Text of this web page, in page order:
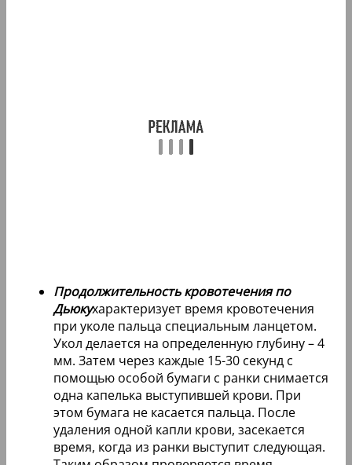
Продолжительность кровотечения по
Дьюкухарактеризует время кровотечения
при уколе пальца специальным ланцетом.
Укол делается на определенную глубину – 4
мм. Затем через каждые 15-30 секунд с
помощью особой бумаги с ранки снимается
одна капелька выступившей крови. При
этом бумага не касается пальца. После
удаления одной капли крови, засекается
время, когда из ранки выступит следующая.